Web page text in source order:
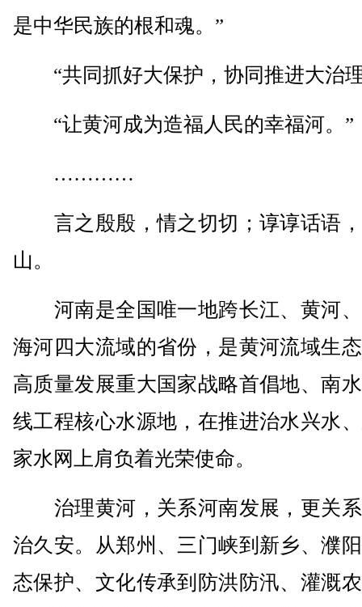
是中华民族的根和魂。”
“共同抓好大保护，协同推进大治
“让黄河成为造福人民的幸福河。”
…………
言之殷殷，情之切切；谆谆话语
山。
河南是全国唯一地跨长江、黄河
海河四大流域的省份，是黄河流域生
高质量发展重大国家战略首倡地、南
线工程核心水源地，在推进治水兴水
家水网上肩负着光荣使命。
治理黄河，关系河南发展，更关
治久安。从郑州、三门峡到新乡、濮
态保护、文化传承到防洪防汛、灌溉